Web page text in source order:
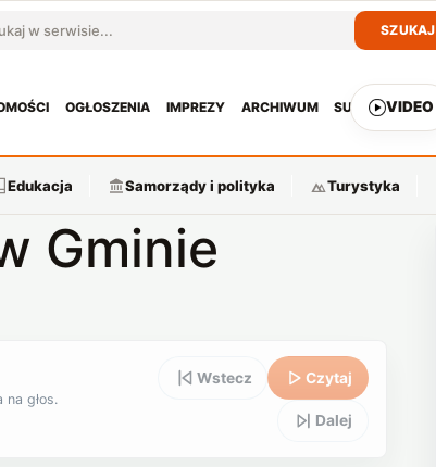
w serwisie
SZUKAJ
OGŁOSZENIA IMPREZY ARCHIWUM SUBSKRYPCJA
VIDEO
Edukacja Samorządy i polityka Turystyka
Gminie
głos.
Wstecz Czytaj
Dalej